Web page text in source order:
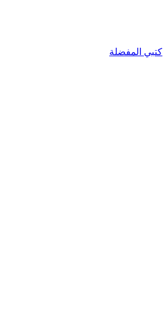
كتبي المفضلة